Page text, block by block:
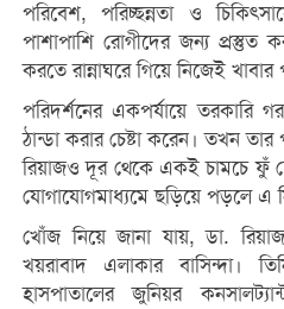
পরিবেশ, পরিচ্ছন্নতা ও
পাশাপাশি রোগীদের জন্য প্রস্তুত
করতে রান্নাঘরে গিয়ে নিজেই খাবার
পরিদর্শনের একপর্যায়ে তরকারি
ঠান্ডা করার চেষ্টা করেন। তখন
রিয়াজও দূর থেকে একই চামচে ফুঁ
যোগাযোগমাধ্যমে ছড়িয়ে পড়লে এ
খোঁজ নিয়ে জানা যায়, ডা. রিয়াজ
খয়রাবাদ এলাকার বাসিন্দা।
হাসপাতালের জুনিয়র